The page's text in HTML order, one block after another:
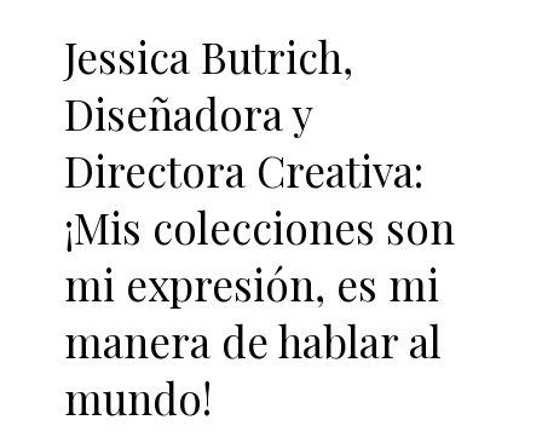
Jessica Butrich,
Diseñadora y
Directora Creativa:
¡Mis colecciones son
mi expresión, es mi
manera de hablar al
mundo!